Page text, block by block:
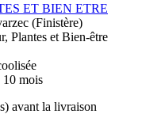
ET BIEN ETRE
(Finistère)
Plantes et Bien-être
10 mois
avant la livraison